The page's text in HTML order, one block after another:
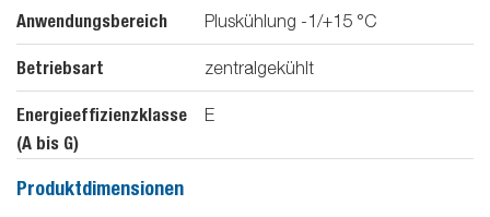
Anwendungsbereich Pluskühlung -1/+15 °C
Betriebsart zentralgekühlt
Energieeffizienzklasse
(A bis G)
E
Produktdimensionen